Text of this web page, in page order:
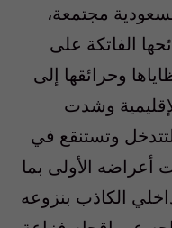
مجتمعة،
الفاتكة على
وحرائقها إلى
وشدت
وتستنقع في
أعراضه الأولى بما
الكاذب بنزوعه